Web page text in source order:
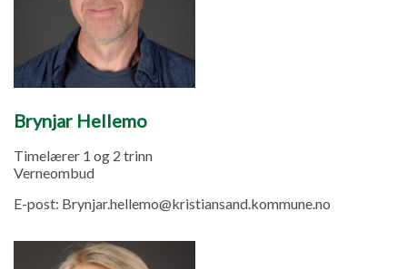
Brynjar Hellemo
Timelærer 1 og 2 trinn
Verneombud
E-post: Brynjar.hellemo@kristiansand.kommune.no